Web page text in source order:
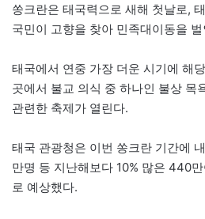
쏭크란은 태국력으로 새해 첫날로,
국민이 고향을 찾아 민족대이동을 벌
태국에서 연중 가장 더운 시기에 해
곳에서 불교 의식 중 하나인 불상 목
관련한 축제가 열린다.
태국 관광청은 이번 쏭크란 기간에
만명 등 지난해보다 10% 많은 440
로 예상했다.